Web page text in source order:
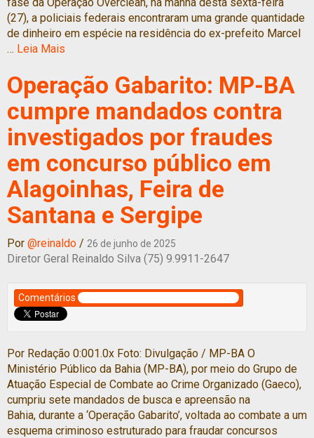
(27), a policiais federais encontraram uma grande quantidade
de dinheiro em espécie na residência do ex-prefeito Marcel
… Leia Mais
Operação Gabarito: MP-BA
cumpre mandados contra
investigados por fraudes
em concurso público em
Alagoinhas, Feira de
Santana e Sergipe
Por @reinaldo / 26 de junho de 2025
Diretor Geral Reinaldo Silva (75) 9.9911-2647
Comentários
Por Redação 0:001.0x Foto: Divulgação / MP-BA O
Ministério Público da Bahia (MP-BA), por meio do Grupo de
Atuação Especial de Combate ao Crime Organizado (Gaeco),
cumpriu sete mandados de busca e apreensão na
Bahia, durante a ‘Operação Gabarito’, voltada ao combate a um
esquema criminoso estruturado para fraudar concursos